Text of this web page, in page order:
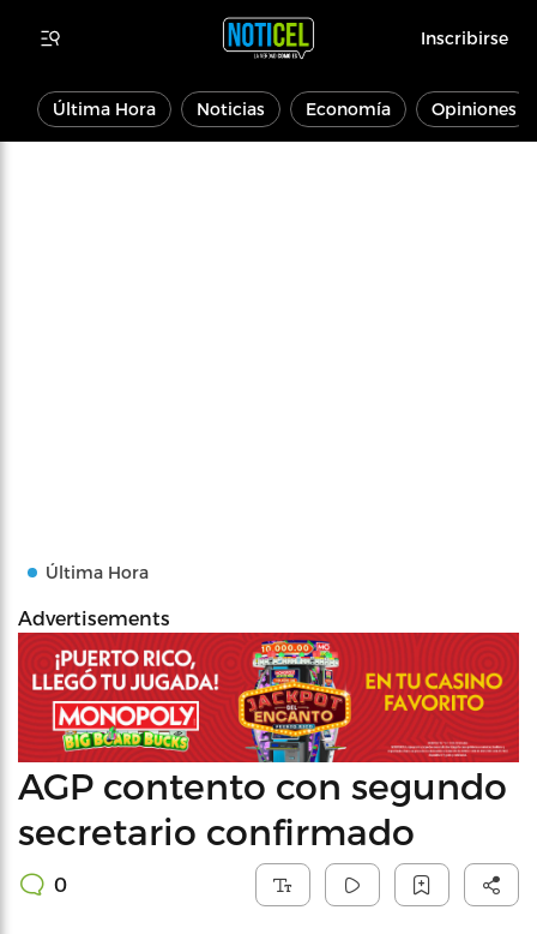
Inscribirse
Última Hora Noticias Economía Opiniones
Última Hora
Advertisements
AGP contento con segundo
secretario confirmado
0